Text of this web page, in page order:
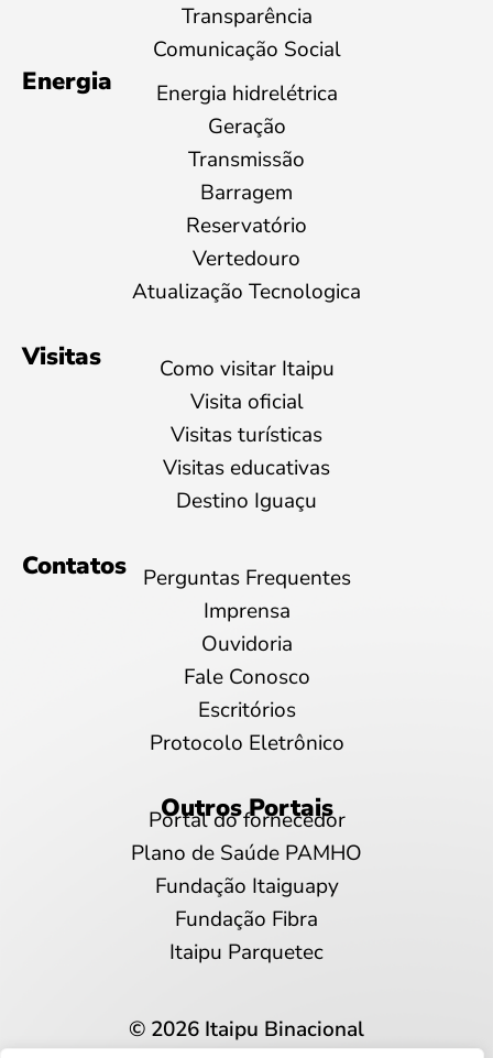
Transparência
Comunicação Social
Energia
Energia hidrelétrica
Geração
Transmissão
Barragem
Reservatório
Vertedouro
Atualização Tecnologica
Visitas
Como visitar Itaipu
Visita oficial
Visitas turísticas
Visitas educativas
Destino Iguaçu
Contatos
Perguntas Frequentes
Imprensa
Ouvidoria
Fale Conosco
Escritórios
Protocolo Eletrônico
Outros Portais
Portal do fornecedor
Plano de Saúde PAMHO
Fundação Itaiguapy
Fundação Fibra
Itaipu Parquetec
© 2026 Itaipu Binacional